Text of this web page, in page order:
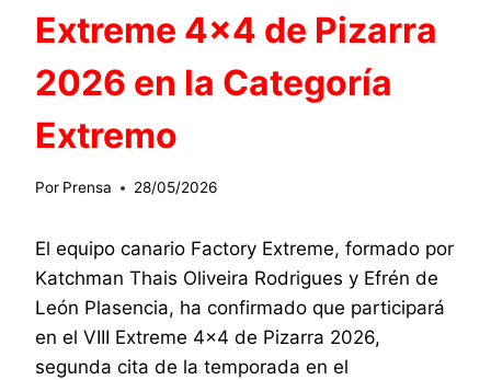
Extreme 4×4 de Pizarra
2026 en la Categoría
Extremo
Por Prensa 28/05/2026
El equipo canario Factory Extreme, formado por
Katchman Thais Oliveira Rodrigues y Efrén de
León Plasencia, ha confirmado que participará
en el VIII Extreme 4×4 de Pizarra 2026,
segunda cita de la temporada en el